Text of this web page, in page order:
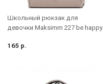
Школьный рюкзак для
девочки Maksimm 227 be happy
165 р.